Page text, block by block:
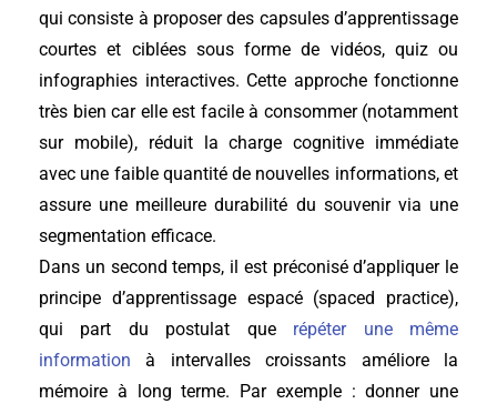
qui consiste à proposer des capsules d’apprentissage
courtes et ciblées sous forme de vidéos, quiz ou
infographies interactives. Cette approche fonctionne
très bien car elle est facile à consommer (notamment
sur mobile), réduit la charge cognitive immédiate
avec une faible quantité de nouvelles informations, et
assure une meilleure durabilité du souvenir via une
segmentation efficace.
Dans un second temps, il est préconisé d’appliquer le
principe d’apprentissage espacé (spaced practice),
qui part du postulat que répéter une même
information à intervalles croissants améliore la
mémoire à long terme. Par exemple : donner une